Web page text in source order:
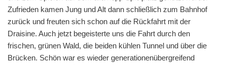
Zufrieden kamen Jung und Alt dann schließlich zum Bahnhof
zurück und freuten sich schon auf die Rückfahrt mit der
Draisine. Auch jetzt begeisterte uns die Fahrt durch den
frischen, grünen Wald, die beiden kühlen Tunnel und über die
Brücken. Schön war es wieder generationenübergreifend